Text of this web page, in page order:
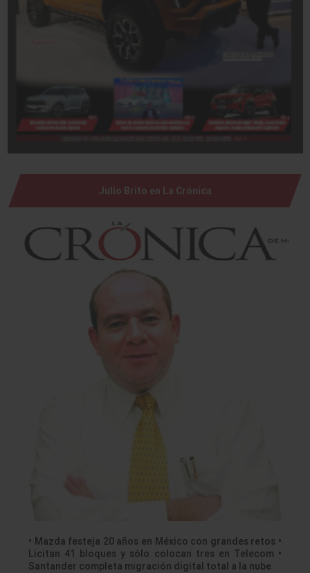
Julio Brito en La Crónica
• Mazda festeja 20 años en México con grandes retos •
Licitan 41 bloques y sólo colocan tres en Telecom •
Santander completa migración digital total a la nube